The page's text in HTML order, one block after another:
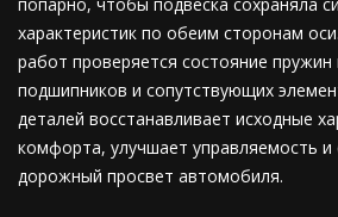
характеристик по обеим сторонам
работ проверяется состояние
подшипников и сопутствующих
деталей восстанавливает исходные
комфорта, улучшает управляемость и
дорожный просвет автомобиля.